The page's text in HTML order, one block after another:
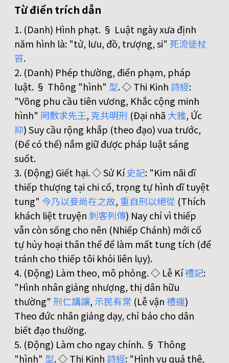
Từ điển trích dẫn
1. (Danh) Hình phạt. § Luật ngày xưa định
năm hình là: "tử, lưu, đồ, trượng, si" 死流徒杖
笞.
2. (Danh) Phép thường, điển phạm, pháp
luật. § Thông "hình" 型. ◇ Thi Kinh 詩經:
"Võng phu cầu tiên vương, Khắc cộng minh
hình" 罔敷求先王, 克共明刑 (Đại nhã 大雅, Ức
抑) Suy cầu rộng khắp (theo đạo) vua trước,
(Để có thể) nắm giữ được pháp luật sáng
suốt.
3. (Động) Giết hại. ◇ Sử Kí史記: "Kim nãi dĩ
thiếp thượng tại chi cố, trọng tự hình dĩ tuyệt
tung" 今乃以妾尚在之故,重自刑以絕從 (Thích
khách liệt truyện 刺客列傳) Nay chỉ vì thiếp
vẫn còn sống cho nên (Nhiếp Chánh) mới cố
tự hủy hoại thân thể để làm mất tung tích (để
tránh cho thiếp tôi khỏi liên lụy).
4. (Động) Làm theo, mô phỏng. ◇ Lễ Kí禮記:
"Hình nhân giảng nhượng, thị dân hữu
thường" 刑仁講讓, 示民有常 (Lễ vận禮運)
Theo đức nhân giảng dạy, chỉ bảo cho dân
biết đạo thường.
5. (Động) Làm cho ngay chính. § Thông
"hình" 型. ◇ Thi Kinh 詩經: "Hình vu quả thê,